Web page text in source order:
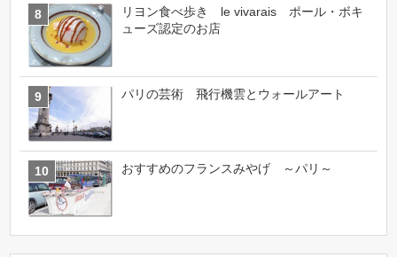
リヨン食べ歩き le vivarais ポール・ボキ
ューズ認定のお店
パリの芸術 飛行機雲とウォールアート
おすすめのフランスみやげ ～パリ～